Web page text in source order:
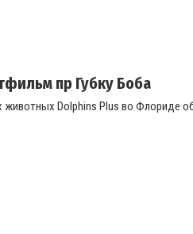
пр Губку Боба
Dolphins Plus во Флориде